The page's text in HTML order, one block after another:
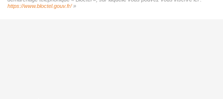
https://www.bloctel.gouv.fr/»